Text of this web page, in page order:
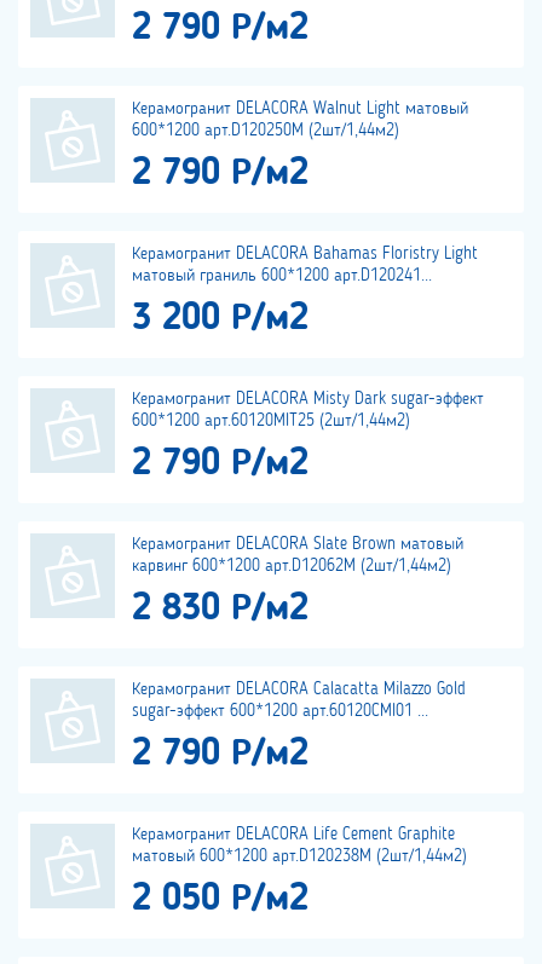
2 790 Р/м2
Керамогранит DELACORA Walnut Light матовый
600*1200 арт.D120250M (2шт/1,44м2)
2 790 Р/м2
Керамогранит DELACORA Bahamas Floristry Light
матовый граниль 600*1200 арт.D120241...
3 200 Р/м2
Керамогранит DELACORA Misty Dark sugar-эффект
600*1200 арт.60120MIT25 (2шт/1,44м2)
2 790 Р/м2
Керамогранит DELACORA Slate Brown матовый
карвинг 600*1200 арт.D12062M (2шт/1,44м2)
2 830 Р/м2
Керамогранит DELACORA Calacatta Milazzo Gold
sugar-эффект 600*1200 арт.60120CMI01 ...
2 790 Р/м2
Керамогранит DELACORA Life Cement Graphite
матовый 600*1200 арт.D120238M (2шт/1,44м2)
2 050 Р/м2